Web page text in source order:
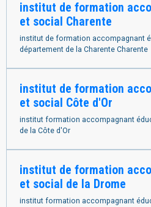
institut de formation accompagnant éducatif
et social Charente
institut de formation accompagnant éducatif et social du
département de la Charente Charente
institut de formation
et social Côte d'Or
institut formation accompagnant
de la Côte d'Or
institut de formation
et social de la Drome
institut formation accompagnant éducatif et